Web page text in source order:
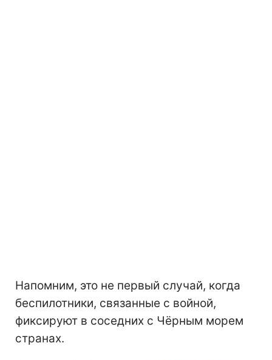
Напомним, это не первый случай, когда
беспилотники, связанные с войной,
фиксируют в соседних с Чёрным морем
странах.